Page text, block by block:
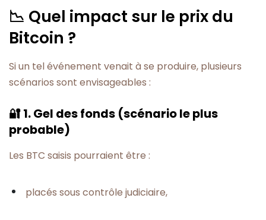
📉 Quel impact sur le prix du
Bitcoin ?
Si un tel événement venait à se produire, plusieurs
scénarios sont envisageables :
🔐 1. Gel des fonds (scénario le plus
probable)
Les BTC saisis pourraient être :
placés sous contrôle judiciaire,